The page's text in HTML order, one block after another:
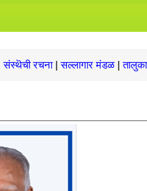
|संस्थॆची रचना|सल्लागार मंडळ |